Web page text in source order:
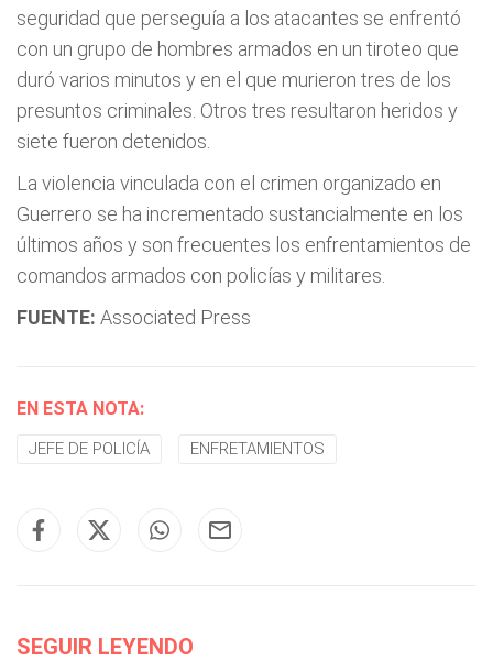
seguridad que perseguía a los atacantes se enfrentó
con un grupo de hombres armados en un tiroteo que
duró varios minutos y en el que murieron tres de los
presuntos criminales. Otros tres resultaron heridos y
siete fueron detenidos.
La violencia vinculada con el crimen organizado en
Guerrero se ha incrementado sustancialmente en los
últimos años y son frecuentes los enfrentamientos de
comandos armados con policías y militares.
FUENTE: Associated Press
EN ESTA NOTA:
JEFE DE POLICÍA ENFRETAMIENTOS
SEGUIR LEYENDO